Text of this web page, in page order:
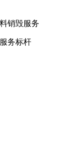
销毁服务
务标杆